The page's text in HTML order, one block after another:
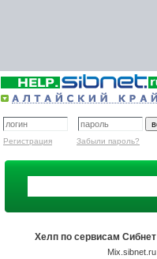
Регистрация Забыли пароль?
Хелп по сервисам Сибнет
Mix.sibnet.ru